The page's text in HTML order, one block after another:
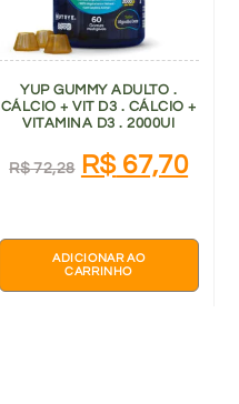
YUP GUMMY ADULTO .
CÁLCIO + VIT D3 . CÁLCIO +
VITAMINA D3 . 2000UI
R$72,28 R$67,70
ADICIONAR AO
CARRINHO